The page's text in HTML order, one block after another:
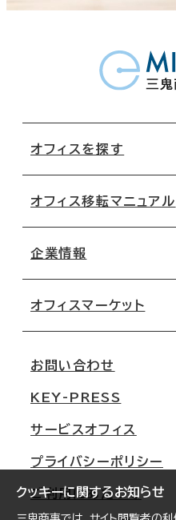
クッキーに関するお知らせ
オフィスを探す
地図から探す
路線・駅から探す
オフィス移転マニュアル
移転コストシミュレーショ
移転スケジュール
オフィス移転Q&A
企業情報
オフィスマーケット
大阪
名古屋
札幌
仙台
お問い合わせ
KEY-PRESS
サービスオフィス
プライバシーポリシー
ご利用にあたって